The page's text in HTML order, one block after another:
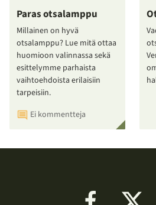
Paras otsalamppu
Millainen on hyvä
otsalamppu? Lue mitä ottaa
huomioon valinnassa sekä
esittelymme parhaista
vaihtoehdoista erilaisiin
tarpeisiin.
Ei kommentteja
Facebook